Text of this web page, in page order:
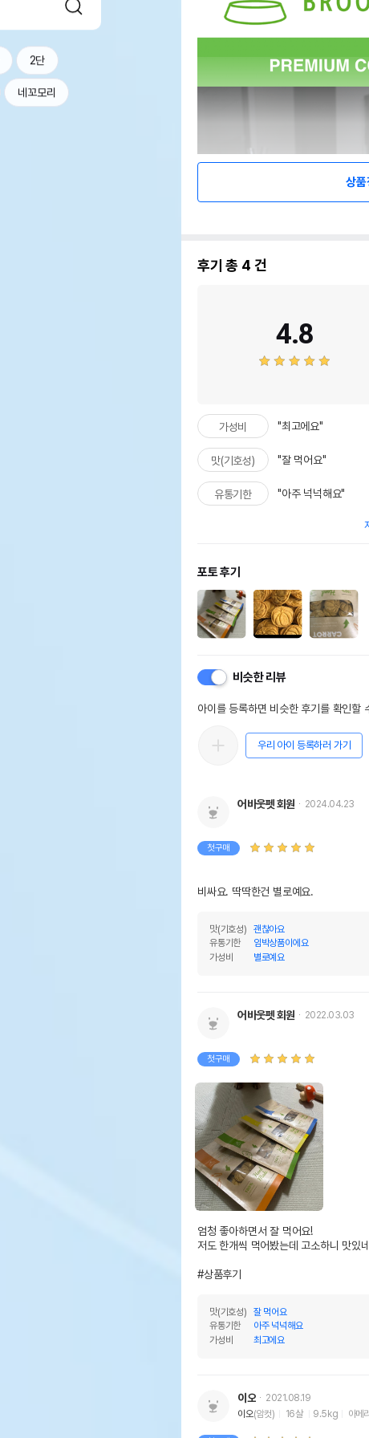
2단
네꼬모리
상품
후기 총 4 건
4.8
가성비 "최고에요"
맛(기호성) "잘 먹어요"
유통기한 "아주 넉넉해요"
포토 후기
비슷한 리뷰
아이를 등록하면 비슷한 후기를 확인할
우리 아이 등록하러 가기
어바웃펫 회원 2024.04.23
첫구매
비싸요. 딱딱한건 별로예요.
맛(기호성)
괜찮아요
유통기한
임박상품이에요
가성비
별로예요
어바웃펫 회원 2022.03.03
첫구매
엄청 좋아하면서 잘 먹어요!
저도 한개씩 먹어봤는데 고소하니 맛있
#상품후기
맛(기호성)
잘 먹어요
유통기한
아주 넉넉해요
가성비
최고에요
이오
2021.08.19
이오(암컷) 16살 9.5kg 아메